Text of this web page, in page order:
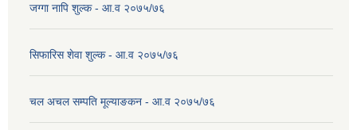
जग्गा नापि शुल्क - आ.व २०७५/७६
सिफारिस शेवा शुल्क - आ.व २०७५/७६
चल अचल सम्पति मूल्याङकन - आ.व २०७५/७६